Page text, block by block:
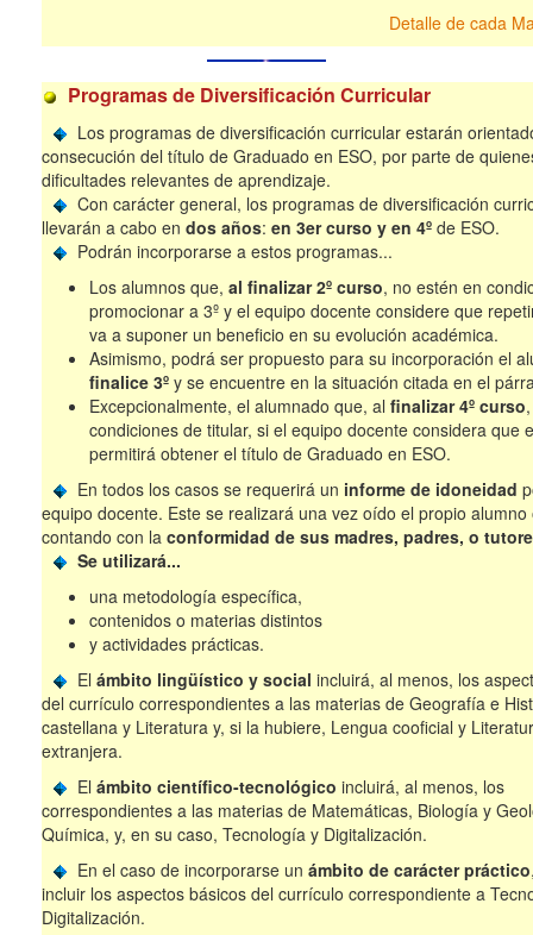
Detalle de cada
Programas de Diversificación Curricular
Los programas de diversificación curricular estarán
consecución del título de Graduado en ESO, por parte de
dificultades relevantes de aprendizaje.
Con carácter general, los programas de diversificación
llevarán a cabo en dos años: en 3er curso y en 4º de ESO.
Podrán incorporarse a estos programas...
Los alumnos que, al finalizar 2º curso, no estén en
promocionar a 3º y el equipo docente considere que
va a suponer un beneficio en su evolución académica.
Asimismo, podrá ser propuesto para su incorporación el
finalice 3º y se encuentre en la situación citada en el
Excepcionalmente, el alumnado que, al finalizar 4º curso
condiciones de titular, si el equipo docente considera que
permitirá obtener el título de Graduado en ESO.
En todos los casos se requerirá un informe de idoneidad
equipo docente. Este se realizará una vez oído el propio alumno
contando con la conformidad de sus madres, padres, o
Se utilizará...
una metodología específica,
contenidos o materias distintos
y actividades prácticas.
El ámbito lingüístico y social incluirá, al menos, los
del currículo correspondientes a las materias de Geografía e
castellana y Literatura y, si la hubiere, Lengua cooficial y
extranjera.
El ámbito científico-tecnológico incluirá, al menos, los
correspondientes a las materias de Matemáticas, Biología y
Química, y, en su caso, Tecnología y Digitalización.
En el caso de incorporarse un ámbito de carácter práctico
incluir los aspectos básicos del currículo correspondiente a
Digitalización.